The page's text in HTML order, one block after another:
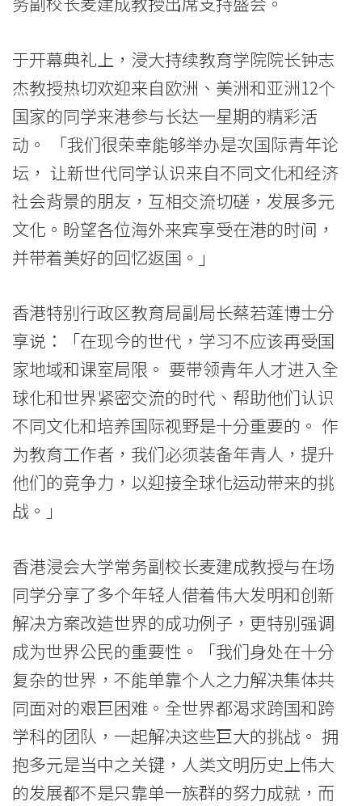
对
Z
世
代
的
见
解
学
院
消
息
国
际
院
香
港
浸
会
大
于开幕典礼上，浸大持续教育学院院长钟志
杰教授热切欢迎来自欧洲、美洲和亚洲12个
国家的同学来港参与长达一星期的精彩活
动。 「我们很荣幸能够举办是次国际青年论
坛， 让新世代同学认识来自不同文化和经济
社会背景的朋友，互相交流切磋，发展多元
文化。盼望各位海外来宾享受在港的时间，
并带着美好的回忆返国。」
香港特别行政区教育局副局长蔡若莲博士分
享说：「在现今的世代，学习不应该再受国
家地域和课室局限。 要带领青年人才进入全
球化和世界紧密交流的时代、帮助他们认识
不同文化和培养国际视野是十分重要的。 作
为教育工作者，我们必须装备年青人，提升
他们的竞争力，以迎接全球化运动带来的挑
战。」
香港浸会大学常务副校长麦建成教授与在场
同学分享了多个年轻人借着伟大发明和创新
解决方案改造世界的成功例子，更特别强调
成为世界公民的重要性。「我们身处在十分
复杂的世界，不能单靠个人之力解决集体共
同面对的艰巨困难。全世界都渴求跨国和跨
学科的团队，一起解决这些巨大的挑战。 拥
抱多元是当中之关键，人类文明历史上伟大
的发展都不是只靠单一族群的努力成就，而